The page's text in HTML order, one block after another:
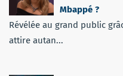
Mbappé ?
Révélée au grand public
attire autan...